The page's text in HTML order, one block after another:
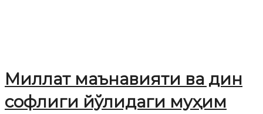
Миллат маънавияти ва дин
софлиги йўлидаги муҳим